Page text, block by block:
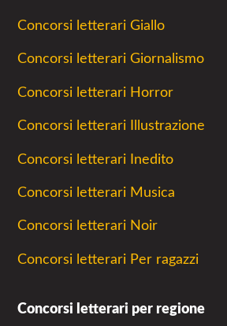
Concorsi letterari Giallo
Concorsi letterari Giornalismo
Concorsi letterari Horror
Concorsi letterari Illustrazione
Concorsi letterari Inedito
Concorsi letterari Musica
Concorsi letterari Noir
Concorsi letterari Per ragazzi
Concorsi letterari per regione